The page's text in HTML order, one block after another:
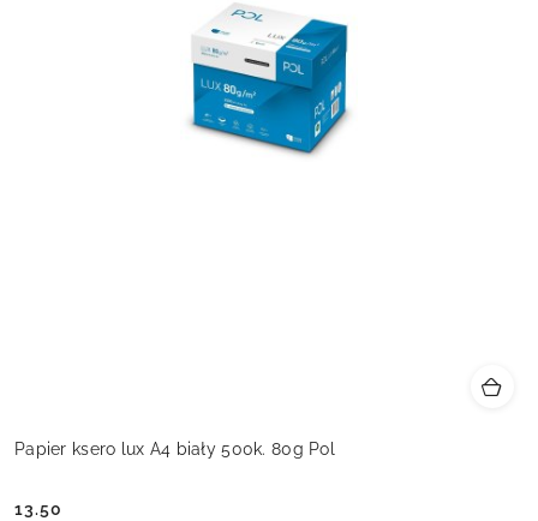
Papier ksero lux A4 biały 500k. 80g Pol
13.50